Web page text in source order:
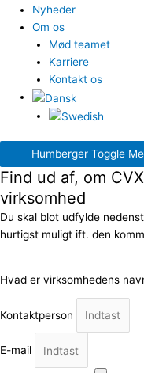
Nyheder
Om os
Mød teamet
Karriere
Kontakt os
Humberger Toggle
Find ud af, om
virksomhed
Du skal blot udfylde
hurtigst muligt ift. den
Hvad er virksomhedens
Kontaktperson
E-mail